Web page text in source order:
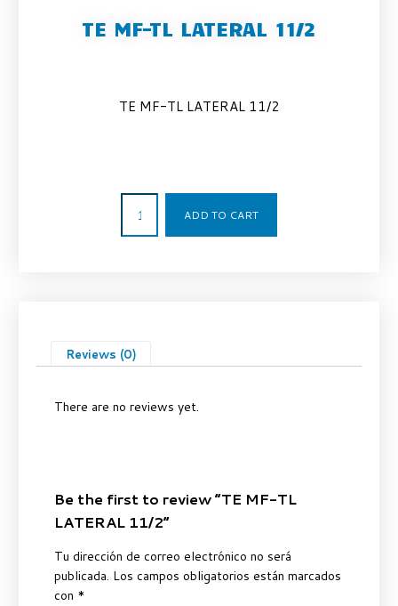
TE MF-TL LATERAL 11/2
TE MF-TL LATERAL 11/2
ADD TO CART
Reviews (0)
There are no reviews yet.
Be the first to review “TE MF-TL
LATERAL 11/2”
Tu dirección de correo electrónico no será
publicada. Los campos obligatorios están marcados
con *